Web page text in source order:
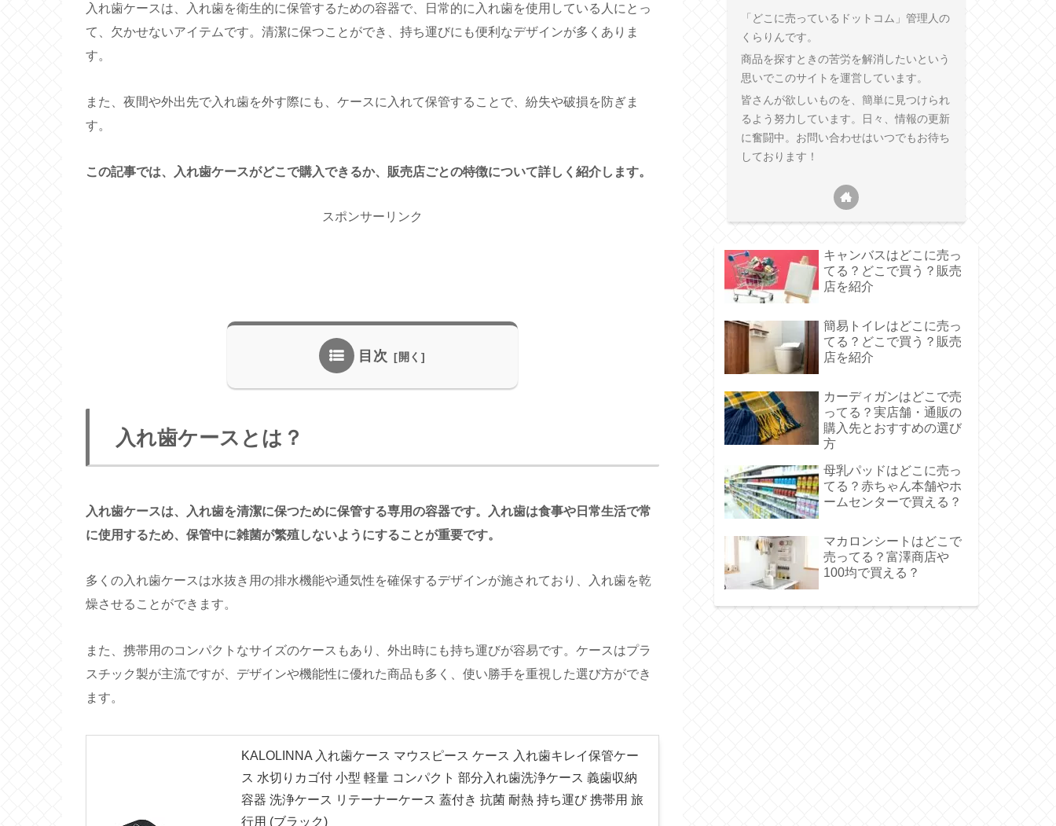
入れ歯ケースは、入れ歯を衛生的に保管するための容器で、日常的に入れ歯を使用している人にとっ
て、欠かせないアイテムです。清潔に保つことができ、持ち運びにも便利なデザインが多くありま
す。
また、夜間や外出先で入れ歯を外す際にも、ケースに入れて保管することで、紛失や破損を防ぎま
す。
この記事では、入れ歯ケースがどこで購入できるか、販売店ごとの特徴について詳しく紹介します。
スポンサーリンク
目次
入れ歯ケースとは？
入れ歯ケースは、入れ歯を清潔に保つために保管する専用の容器です。入れ歯は食事や日常生活で常
に使用するため、保管中に雑菌が繁殖しないようにすることが重要です。
多くの入れ歯ケースは水抜き用の排水機能や通気性を確保するデザインが施されており、入れ歯を乾
燥させることができます。
また、携帯用のコンパクトなサイズのケースもあり、外出時にも持ち運びが容易です。ケースはプラ
スチック製が主流ですが、デザインや機能性に優れた商品も多く、使い勝手を重視した選び方ができ
ます。
KALOLINNA 入れ歯ケース マウスピース ケース 入れ歯キレイ保管ケー
ス 水切りカゴ付 小型 軽量 コンパクト 部分入れ歯洗浄ケース 義歯収納
容器 洗浄ケース リテーナーケース 蓋付き 抗菌 耐熱 持ち運び 携帯用 旅
行用 (ブラック)
「どこに売っているドットコム」管理人の
くらりんです。
商品を探すときの苦労を解消したいという
思いでこのサイトを運営しています。
皆さんが欲しいものを、簡単に見つけられ
るよう努力しています。日々、情報の更新
に奮闘中。お問い合わせはいつでもお待ち
しております！
キャンバスはどこに売っ
てる？どこで買う？販売
店を紹介
簡易トイレはどこに売っ
てる？どこで買う？販売
店を紹介
カーディガンはどこで売
ってる？実店舗・通販の
購入先とおすすめの選び
方
母乳パッドはどこに売っ
てる？赤ちゃん本舗やホ
ームセンターで買える？
マカロンシートはどこで
売ってる？富澤商店や
100均で買える？